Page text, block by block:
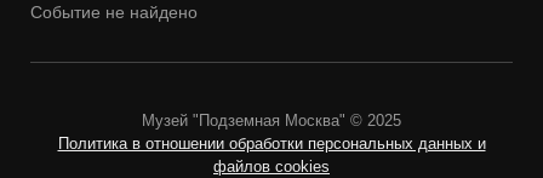
Событие не найдено
Музей "Подземная Москва" © 2025
Политика в отношении обработки персональных данных и
файлов cookies